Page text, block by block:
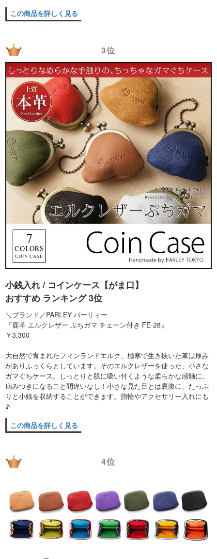
この商品を詳しく見る
3位
小銭入れ / コインケース【がま口】
おすすめ ランキング 3位
＼ブランド／PARLEY パーリィー
『鹿革 エルクレザー ぷちガマ チェーン付き FE-28』
￥3,300
大自然で育まれたフィンランドエルク、極寒で生き抜いた革は厚み
がありふっくらとしています。そのエルクレザーを使った、小さな
ガマぐちケース。しっとりと肌に吸い付くような柔らかな感触に、
病みつきになること間違いなし！小さな見た目とは裏腹に、たっぷ
りと小銭を収納することができます。指輪やアクセサリー入れにも
♪
この商品を詳しく見る
4位